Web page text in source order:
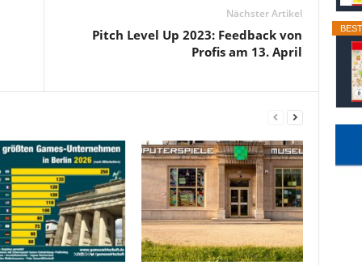
Nächster Artikel
Pitch Level Up 2023: Feedback von
Profis am 13. April